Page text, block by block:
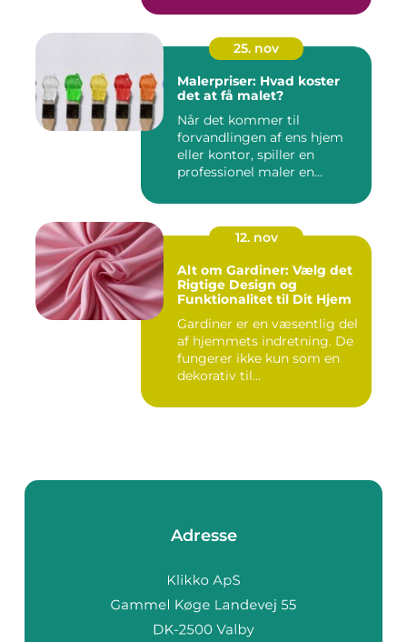
25. nov
Malerpriser: Hvad koster
det at få malet?
Når det kommer til
forvandlingen af ens hjem
eller kontor, spiller en
professionel maler en
12. nov
Alt om Gardiner: Vælg det
Rigtige Design og
Funktionalitet til Dit Hjem
Gardiner er en væsentlig del
af hjemmets indretning. De
fungerer ikke kun som en
dekorativ til...
Adresse